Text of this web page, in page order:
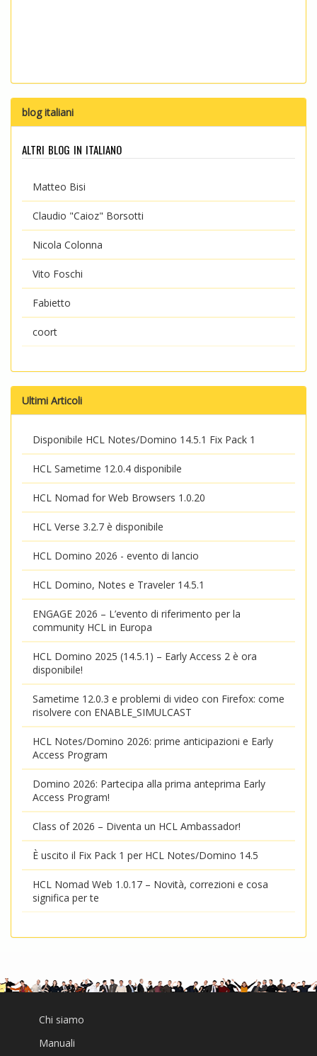
blog italiani
altri blog in italiano
Matteo Bisi
Claudio "Caioz" Borsotti
Nicola Colonna
Vito Foschi
Fabietto
coort
Ultimi Articoli
Disponibile HCL Notes/Domino 14.5.1 Fix Pack 1
HCL Sametime 12.0.4 disponibile
HCL Nomad for Web Browsers 1.0.20
HCL Verse 3.2.7 è disponibile
HCL Domino 2026 - evento di lancio
HCL Domino, Notes e Traveler 14.5.1
ENGAGE 2026 – L’evento di riferimento per la
community HCL in Europa
HCL Domino 2025 (14.5.1) – Early Access 2 è ora
disponibile!
Sametime 12.0.3 e problemi di video con Firefox: come
risolvere con ENABLE_SIMULCAST
HCL Notes/Domino 2026: prime anticipazioni e Early
Access Program
Domino 2026: Partecipa alla prima anteprima Early
Access Program!
Class of 2026 – Diventa un HCL Ambassador!
È uscito il Fix Pack 1 per HCL Notes/Domino 14.5
HCL Nomad Web 1.0.17 – Novità, correzioni e cosa
significa per te
Chi siamo
Manuali